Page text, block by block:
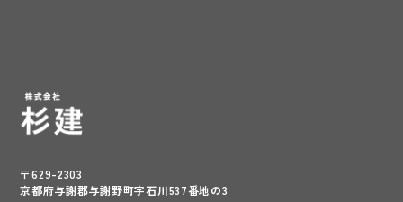
〒629-2303
京都府与謝郡与謝野町字石川537番地の3